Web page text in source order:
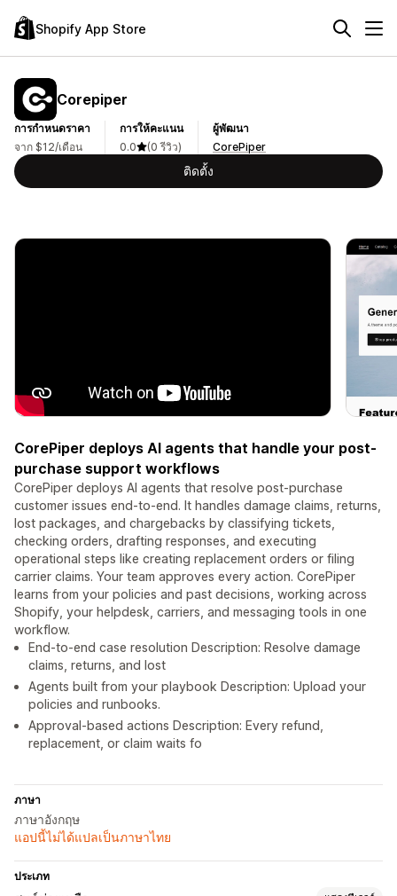
Shopify App Store
Corepiper
การกำหนดราคา
จาก $12/เดือน
การให้คะแนน
0.0
(0 รีวิว)
ผู้พัฒนา
CorePiper
ติดตั้ง
CorePiper deploys AI agents that handle your post-
purchase support workflows
CorePiper deploys AI agents that resolve post-purchase
customer issues end-to-end. It handles damage claims, returns,
lost packages, and chargebacks by classifying tickets,
checking orders, drafting responses, and executing
operational steps like creating replacement orders or filing
carrier claims. Your team approves every action. CorePiper
learns from your policies and past decisions, working across
Shopify, your helpdesk, carriers, and messaging tools in one
workflow.
End-to-end case resolution Description: Resolve damage
claims, returns, and lost
Agents built from your playbook Description: Upload your
policies and runbooks.
Approval-based actions Description: Every refund,
replacement, or claim waits fo
ภาษา
ภาษาอังกฤษ
แอปนี้ไม่ได้แปลเป็นภาษาไทย
ประเภท